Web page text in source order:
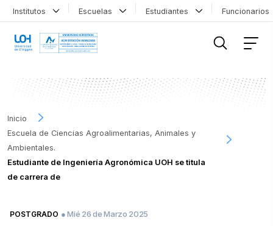
Institutos Escuelas Estudiantes
Inicio
Escuela de Ciencias Agroalimentarias, Animales y
Ambientales.
Estudiante de Ingeniería Agronómica UOH se titula
de carrera de
POSTGRADO ● Mié 26 de Marzo 2025